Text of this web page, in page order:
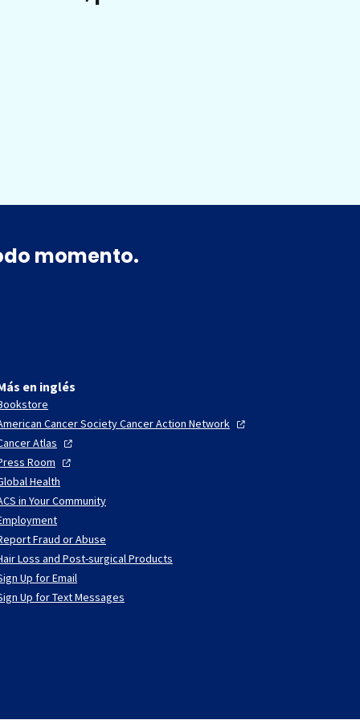
momento.
en inglés
Cancer Society Cancer Action Network
Atlas
Room
Health
in Your Community
Fraud or Abuse
Loss and Post-surgical Products
Up for Email
Up for Text Messages